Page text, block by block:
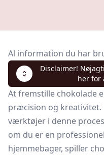
Al information du har
Disclaimer!
her for
At fremstille chokolade
præcision og kreativitet.
værktøjer i denne
om du er en
hjemmebager, spiller